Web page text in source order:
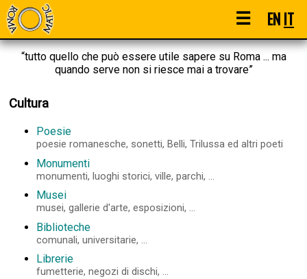
☰ ENIT
“tutto quello che può essere utile sapere su Roma ... ma
quando serve non si riesce mai a trovare”
Cultura
Poesie
poesie romanesche, sonetti, Belli, Trilussa ed altri poeti
Monumenti
monumenti, luoghi storici, ville, parchi, ...
Musei
musei, gallerie d'arte, esposizioni, ...
Biblioteche
comunali, universitarie, ...
Librerie
fumetterie, negozi di dischi, ...